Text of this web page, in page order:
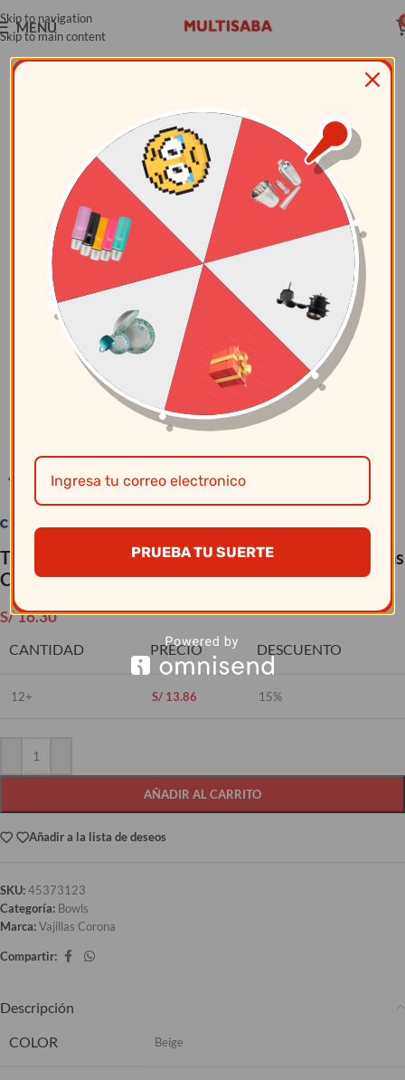
Skip to navigation
Skip to main content
MENÚ
Taza Consome S-Asa 325Cc Artisan Beige – Vajillas
Corona
S/16.30
CANTIDAD PRECIO DESCUENTO
12+ S/ 13.86 15%
AÑADIR AL CARRITO
Añadir a la lista de deseos
SKU:45373123
Categoría: Bowls
Marca:Vajillas Corona
Compartir:
Descripción
COLOR
Beige
PRUEBA TU SUERTE